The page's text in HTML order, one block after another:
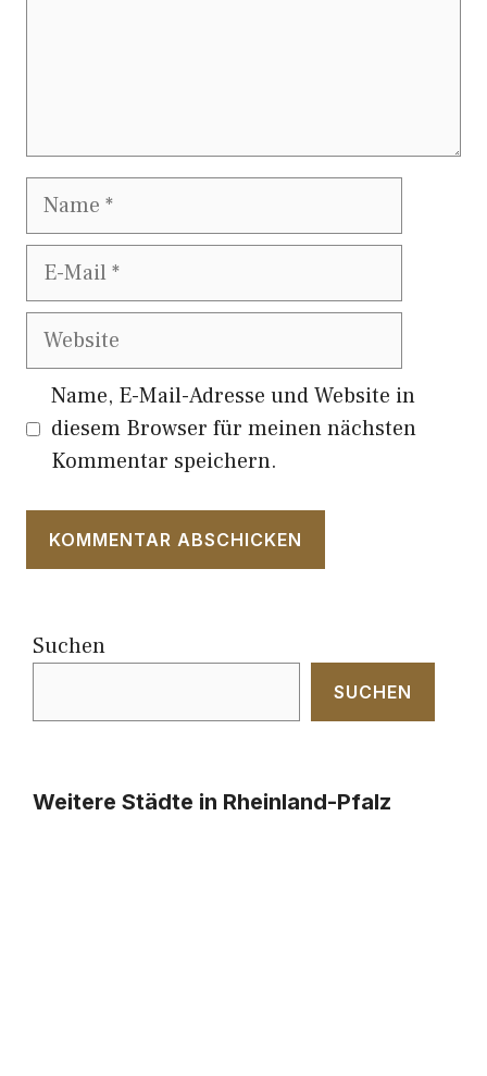
Name
E-
Website
Name, E-Mail-Adresse und Website in
diesem Browser für meinen nächsten
Kommentar speichern.
Suchen
SUCHEN
Weitere Städte in Rheinland-Pfalz